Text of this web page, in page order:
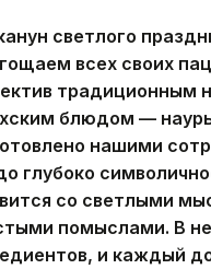
светлого
всех своих
традиционным
блюдом —
нашими
глубоко
со светлыми
помыслами. В
и каждый